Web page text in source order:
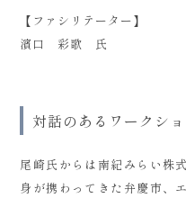
【ファシリテーター】
濱口 彩歌 氏
対話のあるワークシ
尾崎氏からは南紀みらい株
身が携わってきた弁慶市、